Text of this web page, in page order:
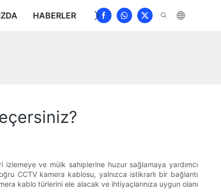
HABERLER İNDIRMEK BIZE ULAŞIN
ve mülk sahiplerine huzur sağlamaya yardımcı
CCTV kamera kablosu, yalnızca istikrarlı bir bağlantı
kablo türlerini ele alacak ve ihtiyaçlarınıza uygun olanı